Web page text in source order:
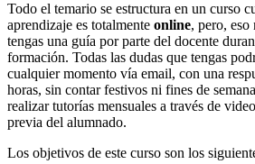
Todo el temario se estructura en un curso
aprendizaje es totalmente online, pero,
tengas una guía por parte del docente
formación. Todas las dudas que tengas
cualquier momento vía email, con una
horas, sin contar festivos ni fines de
realizar tutorías mensuales a través de
previa del alumnado.
Los objetivos de este curso son los